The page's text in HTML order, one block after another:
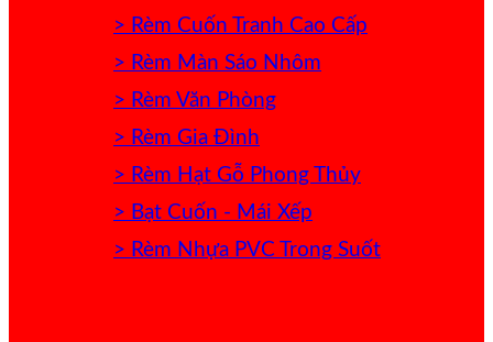
> Rèm Cuốn Tranh Cao Cấp
> Rèm Màn Sáo Nhôm
> Rèm Văn Phòng
> Rèm Gia Đình
> Rèm Hạt Gỗ Phong Thủy
> Bạt Cuốn - Mái Xếp
> Rèm Nhựa PVC Trong Suốt